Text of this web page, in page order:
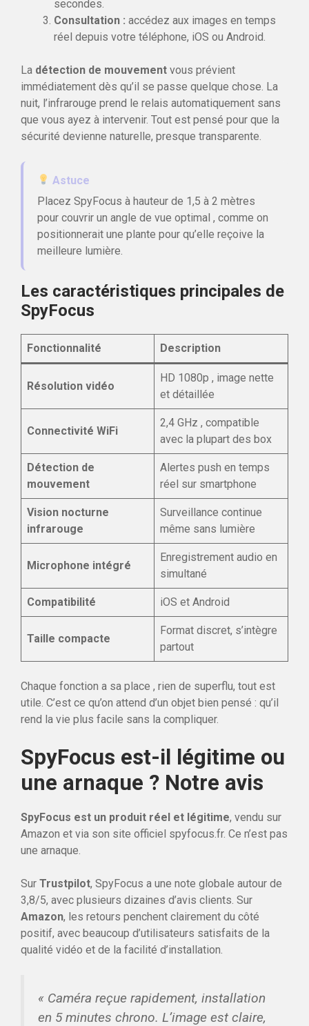
secondes.
Consultation : accédez aux images en temps
réel depuis votre téléphone, iOS ou Android.
La détection de mouvement vous prévient
immédiatement dès qu’il se passe quelque chose. La
nuit, l’infrarouge prend le relais automatiquement sans
que vous ayez à intervenir. Tout est pensé pour que la
sécurité devienne naturelle, presque transparente.
Astuce
Placez SpyFocus à hauteur de 1,5 à 2 mètres
pour couvrir un angle de vue optimal , comme on
positionnerait une plante pour qu’elle reçoive la
meilleure lumière.
Les caractéristiques principales de
SpyFocus
Fonctionnalité Description
Résolution vidéo
HD 1080p , image nette
et détaillée
Connectivité WiFi
2,4 GHz , compatible
avec la plupart des box
Détection de
mouvement
Alertes push en temps
réel sur smartphone
Vision nocturne
infrarouge
Surveillance continue
même sans lumière
Microphone intégré
Enregistrement audio en
simultané
Compatibilité iOS et Android
Taille compacte
Format discret, s’intègre
partout
Chaque fonction a sa place , rien de superflu, tout est
utile. C’est ce qu’on attend d’un objet bien pensé : qu’il
rend la vie plus facile sans la compliquer.
SpyFocus est-il légitime ou
une arnaque ? Notre avis
SpyFocus est un produit réel et légitime, vendu sur
Amazon et via son site officiel spyfocus.fr. Ce n’est pas
une arnaque.
Sur Trustpilot, SpyFocus a une note globale autour de
3,8/5, avec plusieurs dizaines d’avis clients. Sur
Amazon, les retours penchent clairement du côté
positif, avec beaucoup d’utilisateurs satisfaits de la
qualité vidéo et de la facilité d’installation.
« Caméra reçue rapidement, installation
en 5 minutes chrono. L’image est claire,